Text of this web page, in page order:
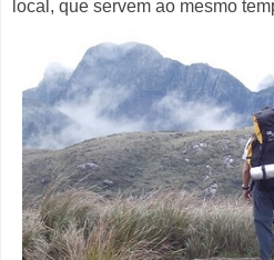
local, que servem ao mesmo